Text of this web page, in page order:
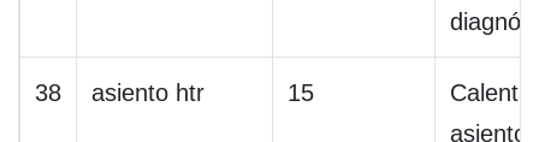
38 asiento htr 15
asiento.